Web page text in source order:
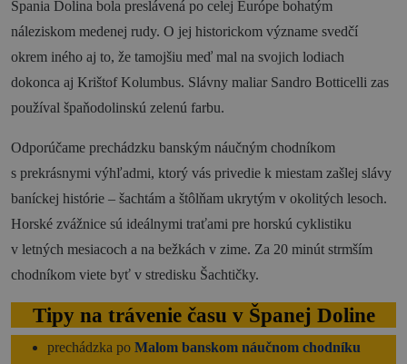
Členovia
Zverejnené dokumenty
Špania Dolina bola preslávená po celej Európe bohatým
náleziskom medenej rudy. O jej historickom význame svedčí
okrem iného aj to, že tamojšiu meď mal na svojich lodiach
dokonca aj Krištof Kolumbus. Slávny maliar Sandro Botticelli zas
používal špaňodolinskú zelenú farbu.
Odporúčame prechádzku banským náučným chodníkom
s prekrásnymi výhľadmi, ktorý vás privedie k miestam zašlej slávy
baníckej histórie – šachtám a štôlňam ukrytým v okolitých lesoch.
Horské zvážnice sú ideálnymi traťami pre horskú cyklistiku
v letných mesiacoch a na bežkách v zime. Za 20 minút strmším
chodníkom viete byť v stredisku Šachtičky.
Tipy na trávenie času v Španej Doline
prechádzka po Malom banskom náučnom chodníku